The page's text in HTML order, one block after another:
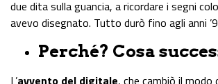
due dita sulla guancia, a ricordare i segni
avevo disegnato. Tutto durò fino agli anni
Perché? Cosa
L’avvento del digitale, che cambiò il modo